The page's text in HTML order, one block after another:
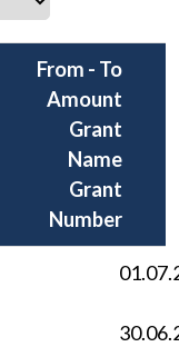
From - To
Amount
Grant
Name
Grant
Number